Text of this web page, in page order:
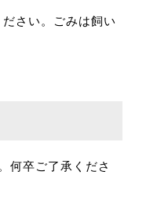
さい。ごみは飼い
何卒ご了承くださ